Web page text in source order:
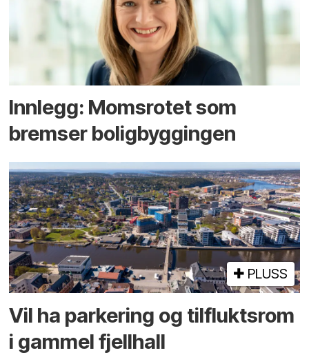
Innlegg: Moms­rotet som
bremser bolig­byggingen
PLUSS
Vil ha parkering og tilflukts­rom
i gammel fjellhall